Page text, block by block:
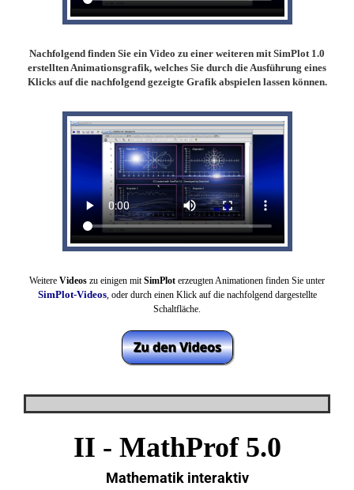
Nachfolgend finden Sie ein Video zu einer weiteren mit SimPlot 1.0
erstellten Animationsgrafik, welches Sie durch die Ausführung eines
Klicks auf die nachfolgend gezeigte Grafik abspielen lassen können.
Weitere Videos zu einigen mit SimPlot erzeugten Animationen finden Sie unter
SimPlot-Videos, oder durch einen Klick auf die nachfolgend dargestellte
Schaltfläche.
II - MathProf 5.0
Mathematik interaktiv